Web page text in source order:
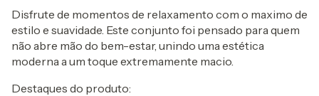
Disfrute de momentos de relaxamento com o maximo de
estilo e suavidade. Este conjunto foi pensado para quem
não abre mão do bem-estar, unindo uma estética
moderna a um toque extremamente macio.
Destaques do produto: